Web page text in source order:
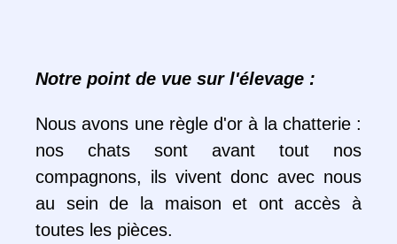
Notre point de vue sur l'élevage :
Nous avons une règle d'or à la chatterie :
nos chats sont avant tout nos
compagnons, ils vivent donc avec nous
au sein de la maison et ont accès à
toutes les pièces.